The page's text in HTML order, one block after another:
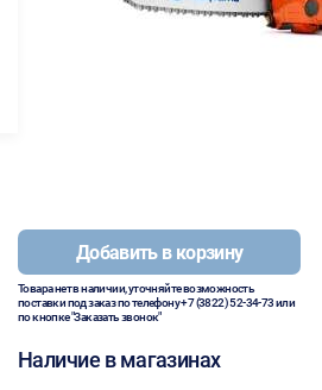
Добавить в корзину
Товара нет в наличии, уточняйте возможность
поставки под заказ по телефону+7 (3822) 52-34-73или
по кнопке "Заказать звонок"
Наличие в магазинах